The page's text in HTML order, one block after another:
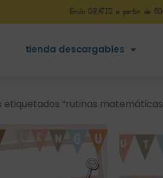
Envío GRATIS a partir de
tienda descargables
“rutinas